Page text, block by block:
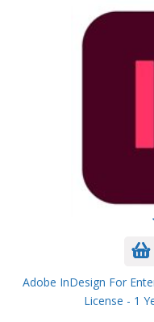
Adobe InDesign For
License - 1